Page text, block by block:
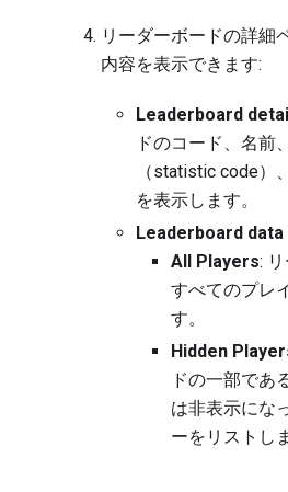
リーダーボードの詳細
内容を表示できます:
Leaderboard
ドのコード、名前
（statistic code）
を表示します。
Leaderboard data
All Players:
すべてのプレ
す。
Hidden
ドの一部であ
は非表示にな
ーをリストし